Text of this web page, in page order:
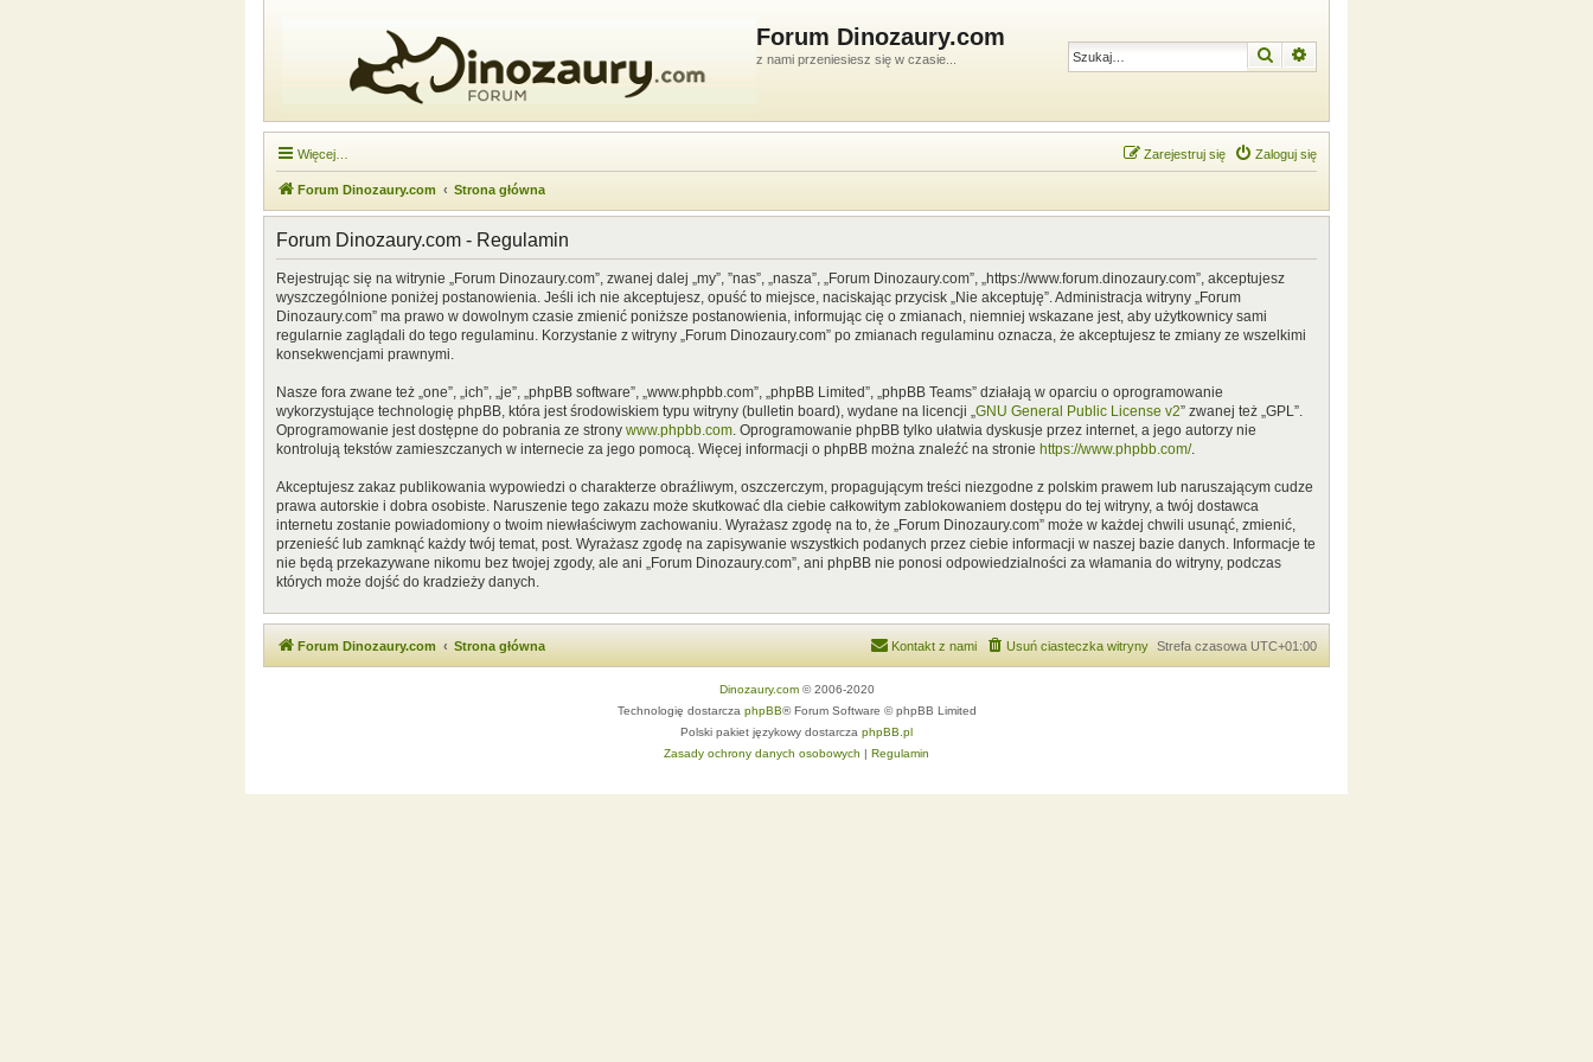
Forum Dinozaury.com
z nami przeniesiesz się w czasie... Szukaj
Więcej… Zaloguj się
Zarejestruj się
Forum Dinozaury.com Strona główna
Forum Dinozaury.com - Regulamin
Rejestrując się na witrynie „Forum Dinozaury.com”, zwanej dalej „my”, ”nas”, „nasza”, „Forum Dinozaury.com”, „https://www.forum.dinozaury.com”, akceptujesz
wyszczególnione poniżej postanowienia. Jeśli ich nie akceptujesz, opuść to miejsce, naciskając przycisk „Nie akceptuję”. Administracja witryny „Forum
Dinozaury.com” ma prawo w dowolnym czasie zmienić poniższe postanowienia, informując cię o zmianach, niemniej wskazane jest, aby użytkownicy sami
regularnie zaglądali do tego regulaminu. Korzystanie z witryny „Forum Dinozaury.com” po zmianach regulaminu oznacza, że akceptujesz te zmiany ze wszelkimi
konsekwencjami prawnymi.
Nasze fora zwane też „one”, „ich”, „je”, „phpBB software”, „www.phpbb.com”, „phpBB Limited”, „phpBB Teams” działają w oparciu o oprogramowanie
wykorzystujące technologię phpBB, która jest środowiskiem typu witryny (bulletin board), wydane na licencji „GNU General Public License v2” zwanej też „GPL”.
Oprogramowanie jest dostępne do pobrania ze strony www.phpbb.com. Oprogramowanie phpBB tylko ułatwia dyskusje przez internet, a jego autorzy nie
kontrolują tekstów zamieszczanych w internecie za jego pomocą. Więcej informacji o phpBB można znaleźć na stronie https://www.phpbb.com/.
Akceptujesz zakaz publikowania wypowiedzi o charakterze obraźliwym, oszczerczym, propagującym treści niezgodne z polskim prawem lub naruszającym cudze
prawa autorskie i dobra osobiste. Naruszenie tego zakazu może skutkować dla ciebie całkowitym zablokowaniem dostępu do tej witryny, a twój dostawca
internetu zostanie powiadomiony o twoim niewłaściwym zachowaniu. Wyrażasz zgodę na to, że „Forum Dinozaury.com” może w każdej chwili usunąć, zmienić,
przenieść lub zamknąć każdy twój temat, post. Wyrażasz zgodę na zapisywanie wszystkich podanych przez ciebie informacji w naszej bazie danych. Informacje te
nie będą przekazywane nikomu bez twojej zgody, ale ani „Forum Dinozaury.com”, ani phpBB nie ponosi odpowiedzialności za włamania do witryny, podczas
których może dojść do kradzieży danych.
Forum Dinozaury.com Strona główna Strefa czasowa UTC+01:00
Usuń ciasteczka witryny
Kontakt z nami
Dinozaury.com© 2006-2020
Technologię dostarcza phpBB® Forum Software © phpBB Limited
Polski pakiet językowy dostarcza phpBB.pl
Zasady ochrony danych osobowych | Regulamin